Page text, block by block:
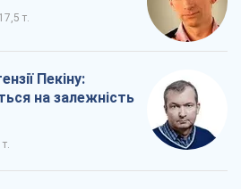
17,5 т.
Пекіну:
на залежність